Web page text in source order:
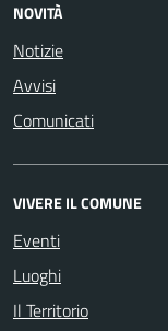
NOVITÀ
Notizie
Avvisi
Comunicati
VIVERE IL COMUNE
Eventi
Luoghi
Il Territorio